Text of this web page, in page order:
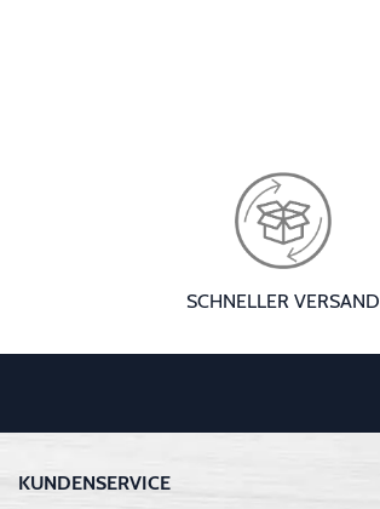
SCHNELLER VERSAND
KUNDENSERVICE